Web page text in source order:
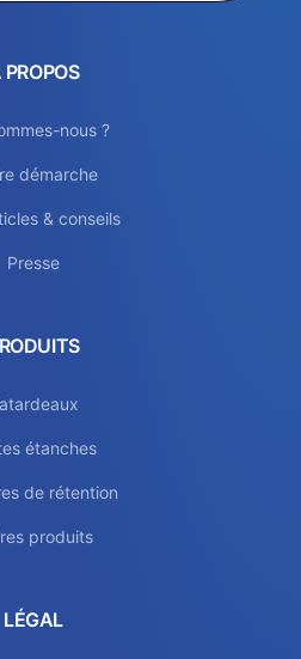
PROPOS
nous ?
démarche
& conseils
Presse
étanches
de rétention
produits
LÉGAL